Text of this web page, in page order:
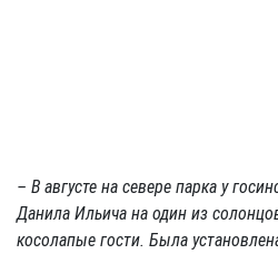
– В августе на севере парка у
Данила Ильича на один из
косолапые гости. Была